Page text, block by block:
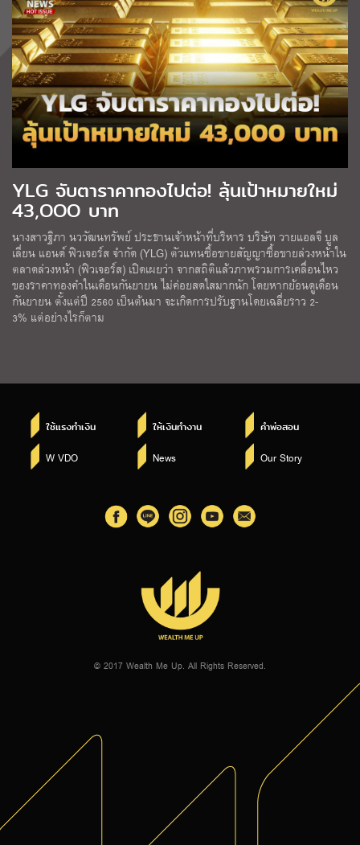
YLG จับตาราคาทองไปต่อ! ลุ้นเป้าหมายใหม่
43,OOO บาท
นางสาวฐิภา นววัฒนทรัพย์ ประธานเจ้าหน้าที่บริหาร บริษัท วายแอลจี บูล
เลี่ยน แอนด์ ฟิวเจอร์ส จำกัด (YLG) ตัวแทนซื้อขายสัญญาซื้อขายล่วงหน้าใน
ตลาดล่วงหน้า (ฟิวเจอร์ส) เปิดเผยว่า จากสถิติแล้วภาพรวมการเคลื่อนไหว
ของราคาทองคำในเดือนกันยายน ไม่ค่อยสดใสมากนัก โดยหากย้อนดูเดือน
กันยายน ตั้งแต่ปี 2560 เป็นต้นมา จะเกิดการปรับฐานโดยเฉลี่ยราว 2-
3% แต่อย่างไรก็ตาม
ใช้แรงทำเงิน ให้เงินทำงาน คำพ่อสอน
W VDO News Our Story
© 2017 Wealth Me Up. All Rights Reserved.